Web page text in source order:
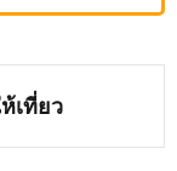
เที่ยว